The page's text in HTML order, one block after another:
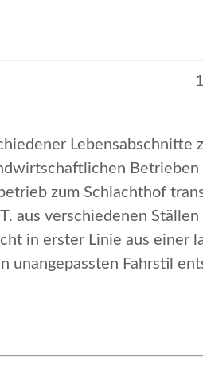
Lebensabschnitte
Betrieben
zum Schlachthof
aus verschiedenen Ställen
in erster Linie aus einer
unangepassten Fahrstil